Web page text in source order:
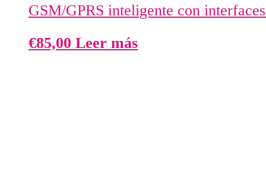
GSM/GPRS inteligente con
€85,00 Leer más